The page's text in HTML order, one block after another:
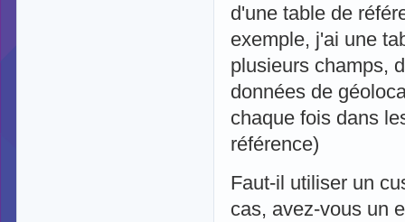
d'une table de
exemple, j'ai une
plusieurs champs,
données de
chaque fois dans
référence)
Faut-il utiliser un
cas, avez-vous un